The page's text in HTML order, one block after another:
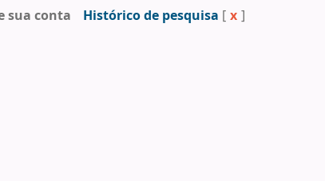
sua conta Histórico de pesquisa [ x ]